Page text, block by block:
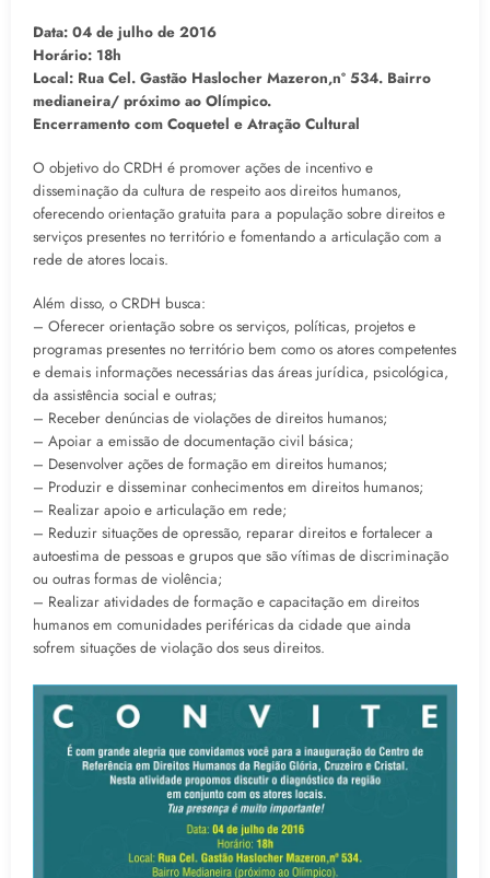
Data: 04 de julho de 2016
Horário: 18h
Local: Rua Cel. Gastão Haslocher Mazeron,nº 534. Bairro
medianeira/ próximo ao Olímpico.
Encerramento com Coquetel e Atração Cultural
O objetivo do CRDH é promover ações de incentivo e
disseminação da cultura de respeito aos direitos humanos,
oferecendo orientação gratuita para a população sobre direitos e
serviços presentes no território e fomentando a articulação com a
rede de atores locais.
Além disso, o CRDH busca:
– Oferecer orientação sobre os serviços, políticas, projetos e
programas presentes no território bem como os atores competentes
e demais informações necessárias das áreas jurídica, psicológica,
da assistência social e outras;
– Receber denúncias de violações de direitos humanos;
– Apoiar a emissão de documentação civil básica;
– Desenvolver ações de formação em direitos humanos;
– Produzir e disseminar conhecimentos em direitos humanos;
– Realizar apoio e articulação em rede;
– Reduzir situações de opressão, reparar direitos e fortalecer a
autoestima de pessoas e grupos que são vítimas de discriminação
ou outras formas de violência;
– Realizar atividades de formação e capacitação em direitos
humanos em comunidades periféricas da cidade que ainda
sofrem situações de violação dos seus direitos.